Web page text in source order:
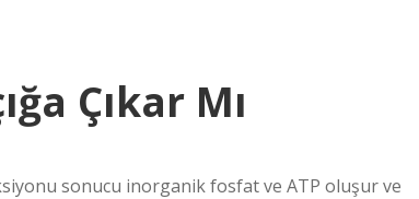
Çıkar Mı
sonucu inorganik fosfat ve ATP oluşur ve